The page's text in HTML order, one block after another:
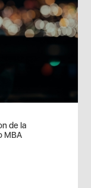
de la
MBA